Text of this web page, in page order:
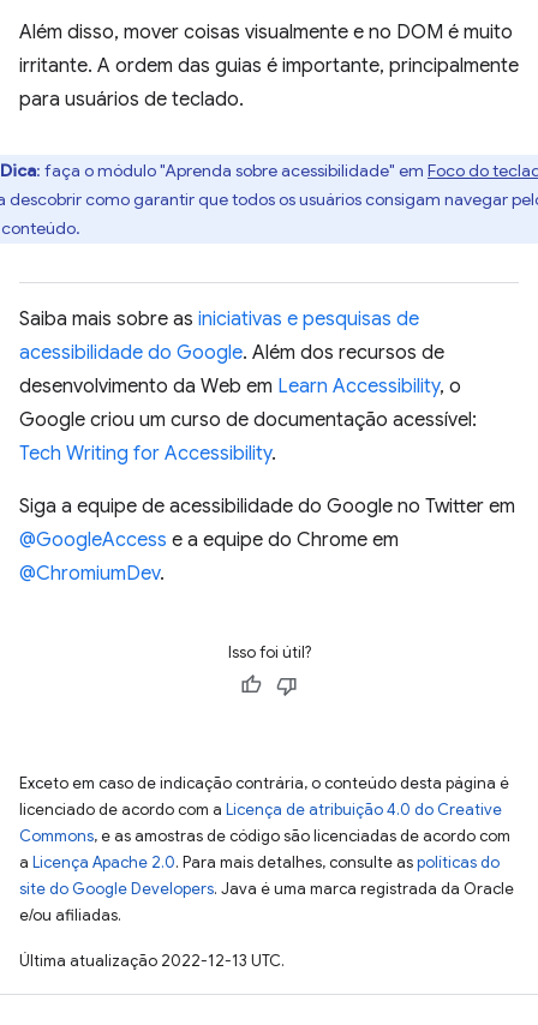
Além disso, mover coisas visualmente e no DOM é muito
irritante. A ordem das guias é importante, principalmente
para usuários de teclado.
Dica: faça o módulo "Aprenda sobre acessibilidade" em Foco do
descobrir como garantir que todos os usuários consigam navegar
Saiba mais sobre as iniciativas e pesquisas de
acessibilidade do Google. Além dos recursos de
desenvolvimento da Web em Learn Accessibility, o
Google criou um curso de documentação acessível:
Tech Writing for Accessibility.
Siga a equipe de acessibilidade do Google no Twitter em
@GoogleAccess e a equipe do Chrome em
@ChromiumDev.
Isso foi útil?
Exceto em caso de indicação contrária, o conteúdo desta página é
licenciado de acordo com a Licença de atribuição 4.0 do Creative
Commons, e as amostras de código são licenciadas de acordo com
a Licença Apache 2.0. Para mais detalhes, consulte aspolíticas do
site do Google Developers. Java é uma marca registrada da Oracle
e/ou afiliadas.
Última atualização 2022-12-13 UTC.